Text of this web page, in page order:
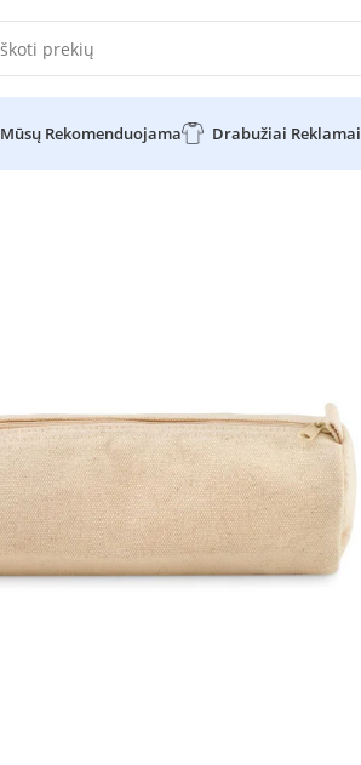
Mūsų Rekomenduojama Drabužiai Reklamai